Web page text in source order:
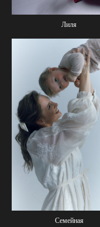
Лиля
Семейная